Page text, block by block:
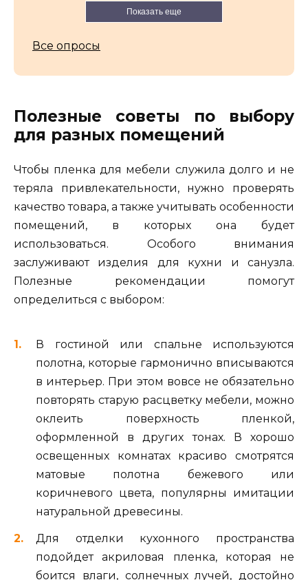
Показать еще
Все опросы
Полезные советы по выбору
для разных помещений
Чтобы пленка для мебели служила долго и не
теряла привлекательности, нужно проверять
качество товара, а также учитывать особенности
помещений, в которых она будет
использоваться. Особого внимания
заслуживают изделия для кухни и санузла.
Полезные рекомендации помогут
определиться с выбором:
В гостиной или спальне используются
полотна, которые гармонично вписываются
в интерьер. При этом вовсе не обязательно
повторять старую расцветку мебели, можно
оклеить поверхность пленкой,
оформленной в других тонах. В хорошо
освещенных комнатах красиво смотрятся
матовые полотна бежевого или
коричневого цвета, популярны имитации
натуральной древесины.
Для отделки кухонного пространства
подойдет акриловая пленка, которая не
боится влаги, солнечных лучей, достойно